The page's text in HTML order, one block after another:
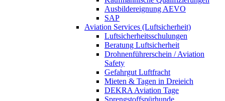
Ausbildereignung AEVO
SAP
Aviation Services (Luftsicherheit)
Luftsicherheitsschulungen
Beratung Luftsicherheit
Drohnenführerschein / Aviation
Safety
Gefahrgut Luftfracht
Mieten & Tagen in Dreieich
DEKRA Aviation Tage
Sprengstoffspürhunde